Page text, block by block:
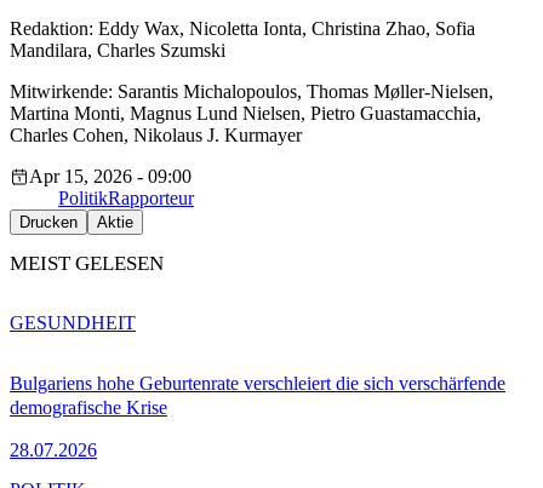
Redaktion: Eddy Wax, Nicoletta Ionta, Christina Zhao, Sofia
Mandilara, Charles Szumski
Mitwirkende: Sarantis Michalopoulos, Thomas Møller-Nielsen,
Martina Monti, Magnus Lund Nielsen, Pietro Guastamacchia,
Charles Cohen, Nikolaus J. Kurmayer
Apr 15, 2026 - 09:00
PolitikRapporteur
Drucken Aktie
MEIST GELESEN
Bulgariens hohe Geburtenrate verschleiert die sich verschärfende
demografische Krise
28.07.2026
GESUNDHEIT